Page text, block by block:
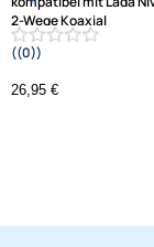
Varianten: